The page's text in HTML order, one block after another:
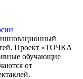
Проект «ТОЧКА
обучающие
от